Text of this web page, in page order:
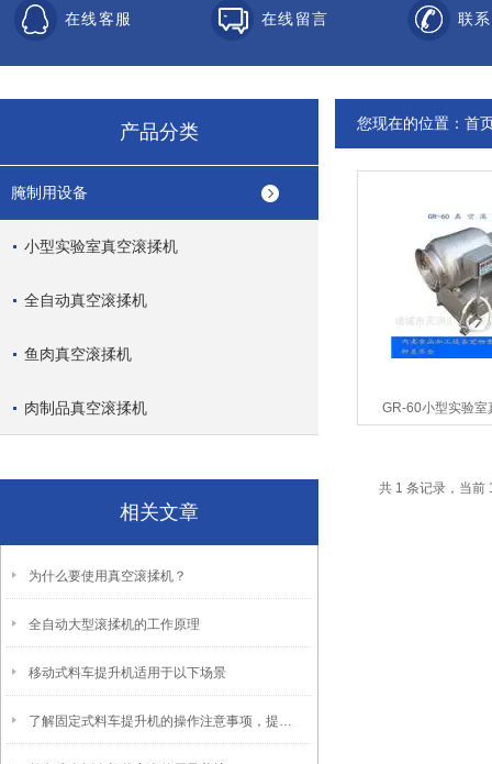
在线客服 在线留言 联
产品分类
腌制用设备
小型实验室真空滚揉机
全自动真空滚揉机
鱼肉真空滚揉机
肉制品真空滚揉机
相关文章
为什么要使用真空滚揉机？
全自动大型滚揉机的工作原理
移动式料车提升机适用于以下场景
了解固定式料车提升机的操作注意事项，提前做好预防工作
您现在的位置： 首
GR-60小型实验室
共 1 条记录，当